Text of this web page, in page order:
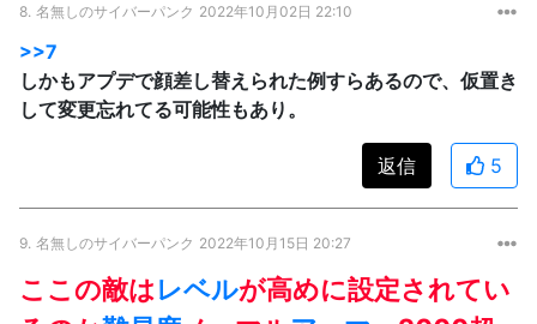
8. 名無しのサイバーパンク 2022年10月02日 22:10
>>7
しかもアプデで顔差し替えられた例すらあるので、仮置き
して変更忘れてる可能性もあり。
返信 5
9. 名無しのサイバーパンク 2022年10月15日 20:27
ここの敵はレベルが高めに設定されてい